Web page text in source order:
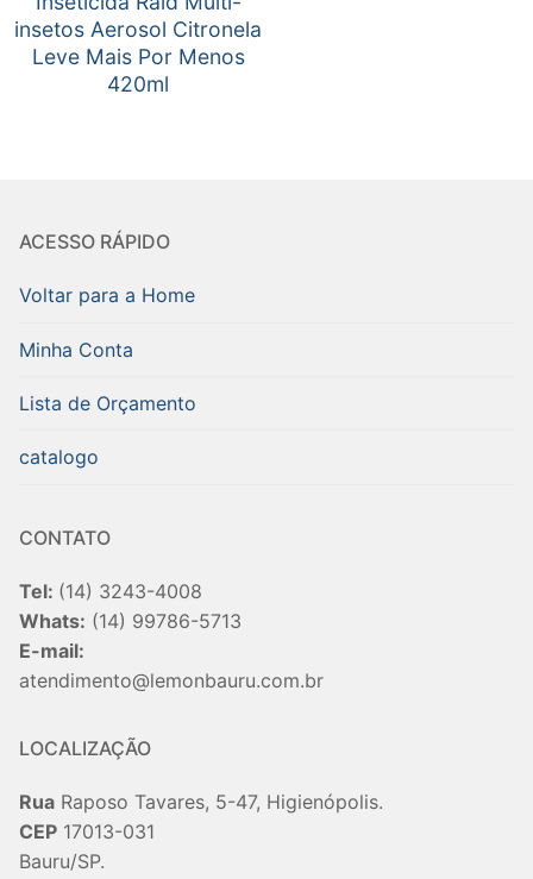
insetos Aerosol Citronela
Leve Mais Por Menos
420ml
ACESSO RÁPIDO
Voltar para a Home
Minha Conta
Lista de Orçamento
catalogo
CONTATO
Tel: (14) 3243-4008
Whats: (14) 99786-5713
E-mail:
atendimento@lemonbauru.com.br
LOCALIZAÇÃO
Rua Raposo Tavares, 5-47, Higienópolis.
CEP 17013-031
Bauru/SP.